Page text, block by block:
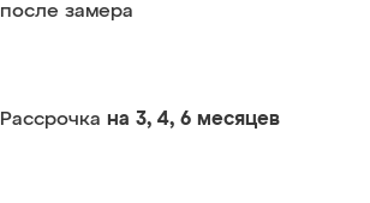
после замера
Рассрочка на 3, 4, 6 месяцев